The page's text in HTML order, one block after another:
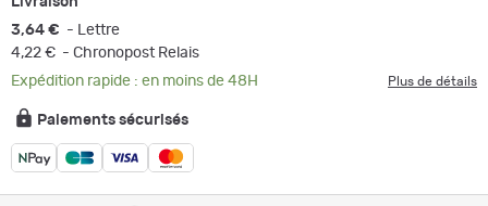
3,64 € - Lettre
4,22 € - Chronopost Relais
Expédition rapide : en moins de 48H
Plus de détails
Paiements sécurisés